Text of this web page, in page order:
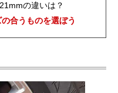
の違いは？
合うものを選ぼう